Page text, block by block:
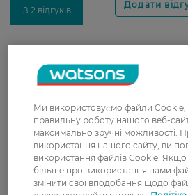
З 2 відгуків
Ірина
10 липня, 2026
Ніжний, легкий
приємним
липкості на
Сергій
Ефективний
ароматом.
Ми використовуємо файли Cookie,
правильну роботу нашого веб-
максимально зручні можливості.
використання нашого сайту, ви
використання файлів Cookie. Якщо
більше про використання нами
змінити свої вподобання щодо